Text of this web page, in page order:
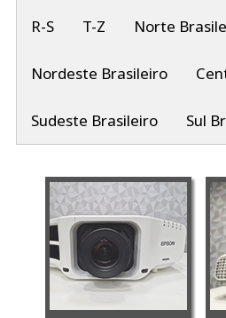
R-S T-Z Norte
Nordeste Brasileiro
Sudeste Brasileiro Sul